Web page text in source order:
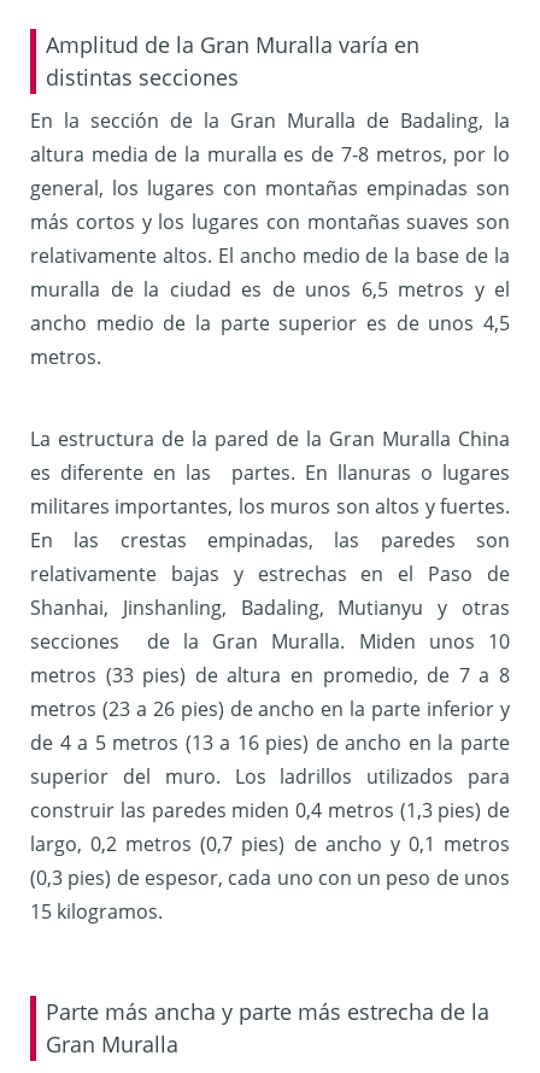
Amplitud de la Gran Muralla varía en
distintas secciones
En la sección de la Gran Muralla de Badaling, la
altura media de la muralla es de 7-8 metros, por lo
general, los lugares con montañas empinadas son
más cortos y los lugares con montañas suaves son
relativamente altos. El ancho medio de la base de la
muralla de la ciudad es de unos 6,5 metros y el
ancho medio de la parte superior es de unos 4,5
metros.
La estructura de la pared de la Gran Muralla China
es diferente en las partes. En llanuras o lugares
militares importantes, los muros son altos y fuertes.
En las crestas empinadas, las paredes son
relativamente bajas y estrechas en el Paso de
Shanhai, Jinshanling, Badaling, Mutianyu y otras
secciones de la Gran Muralla. Miden unos 10
metros (33 pies) de altura en promedio, de 7 a 8
metros (23 a 26 pies) de ancho en la parte inferior y
de 4 a 5 metros (13 a 16 pies) de ancho en la parte
superior del muro. Los ladrillos utilizados para
construir las paredes miden 0,4 metros (1,3 pies) de
largo, 0,2 metros (0,7 pies) de ancho y 0,1 metros
(0,3 pies) de espesor, cada uno con un peso de unos
15 kilogramos.
Parte más ancha y parte más estrecha de la
Gran Muralla